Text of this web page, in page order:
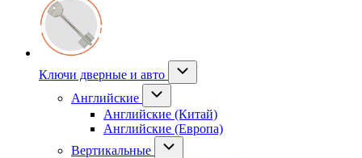
Ключи дверные и авто
Английские
Английские (Китай)
Английские (Европа)
Вертикальные